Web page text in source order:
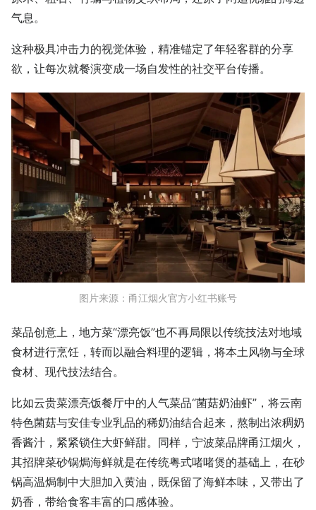
气息。
这种极具冲击力的视觉体验，精准锚定了年轻客群的分享
欲，让每次就餐演变成一场自发性的社交平台传播。
图片来源：甬江烟火官方小红书账号
菜品创意上，地方菜“漂亮饭”也不再局限以传统技法对地域
食材进行烹饪，转而以融合料理的逻辑，将本土风物与全球
食材、现代技法结合。
比如云贵菜漂亮饭餐厅中的人气菜品“菌菇奶油虾”，将云南
特色菌菇与安佳专业乳品的稀奶油结合起来，熬制出浓稠奶
香酱汁，紧紧锁住大虾鲜甜。同样，宁波菜品牌甬江烟火，
其招牌菜砂锅焗海鲜就是在传统粤式啫啫煲的基础上，在砂
锅高温焗制中大胆加入黄油，既保留了海鲜本味，又带出了
奶香，带给食客丰富的口感体验。